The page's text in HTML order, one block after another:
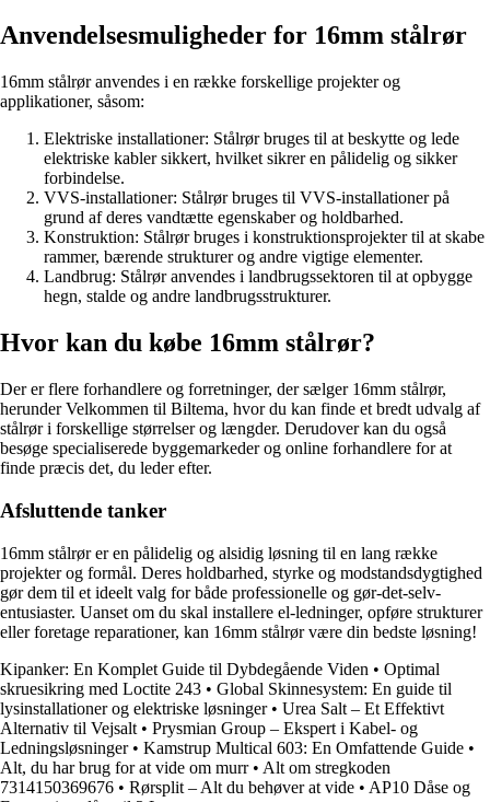
Anvendelsesmuligheder for 16mm stålrør
16mm stålrør anvendes i en række forskellige projekter og
applikationer, såsom:
Elektriske installationer: Stålrør bruges til at beskytte og lede
elektriske kabler sikkert, hvilket sikrer en pålidelig og sikker
forbindelse.
VVS-installationer: Stålrør bruges til VVS-installationer på
grund af deres vandtætte egenskaber og holdbarhed.
Konstruktion: Stålrør bruges i konstruktionsprojekter til at skabe
rammer, bærende strukturer og andre vigtige elementer.
Landbrug: Stålrør anvendes i landbrugssektoren til at opbygge
hegn, stalde og andre landbrugsstrukturer.
Hvor kan du købe 16mm stålrør?
Der er flere forhandlere og forretninger, der sælger 16mm stålrør,
herunder Velkommen til Biltema, hvor du kan finde et bredt udvalg af
stålrør i forskellige størrelser og længder. Derudover kan du også
besøge specialiserede byggemarkeder og online forhandlere for at
finde præcis det, du leder efter.
Afsluttende tanker
16mm stålrør er en pålidelig og alsidig løsning til en lang række
projekter og formål. Deres holdbarhed, styrke og modstandsdygtighed
gør dem til et ideelt valg for både professionelle og gør-det-selv-
entusiaster. Uanset om du skal installere el-ledninger, opføre strukturer
eller foretage reparationer, kan 16mm stålrør være din bedste løsning!
Kipanker: En Komplet Guide til Dybdegående Viden • Optimal
skruesikring med Loctite 243 • Global Skinnesystem: En guide til
lysinstallationer og elektriske løsninger• Urea Salt – Et Effektivt
Alternativ til Vejsalt • Prysmian Group – Ekspert i Kabel- og
Ledningsløsninger• Kamstrup Multical 603: En Omfattende Guide •
Alt, du har brug for at vide om murr• Alt om stregkoden
7314150369676 • Rørsplit – Alt du behøver at vide • AP10 Dåse og